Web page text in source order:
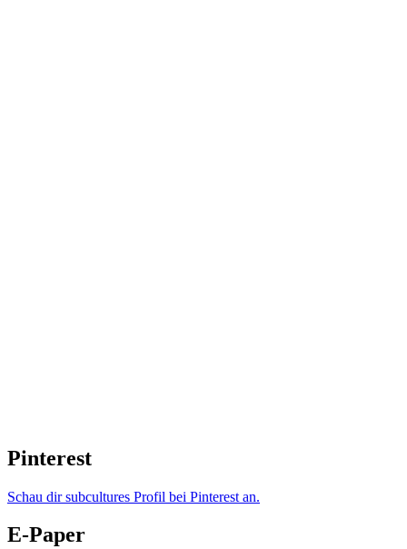
Pinterest
Schau dir subcultures Profil bei Pinterest an.
E-Paper